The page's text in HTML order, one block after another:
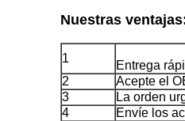
Nuestras
1
Entrega
2
Acepte el
3
La orden
4
Envíe los